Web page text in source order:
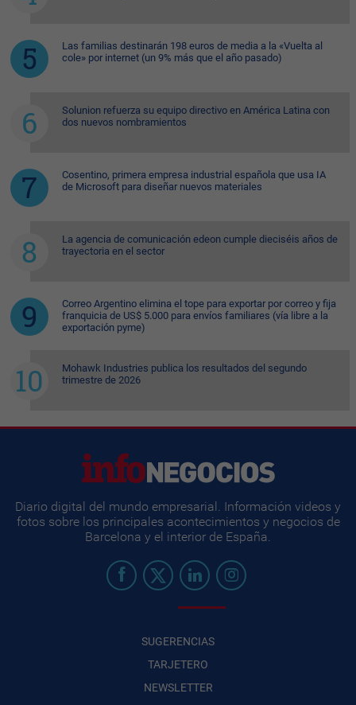
Las familias destinarán 198 euros de media a la «Vuelta al
cole» por internet (un 9% más que el año pasado)
Solunion refuerza su equipo directivo en América Latina con
dos nuevos nombramientos
Cosentino, primera empresa industrial española que usa IA
de Microsoft para diseñar nuevos materiales
La agencia de comunicación edeon cumple dieciséis años de
trayectoria en el sector
Correo Argentino elimina el tope para exportar por correo y fija
franquicia de US$ 5.000 para envíos familiares (vía libre a la
exportación pyme)
Mohawk Industries publica los resultados del segundo
trimestre de 2026
Diario digital del mundo empresarial. Información videos y
fotos sobre los principales acontecimientos y negocios de
Barcelona y el interior de España.
SUGERENCIAS
TARJETERO
NEWSLETTER